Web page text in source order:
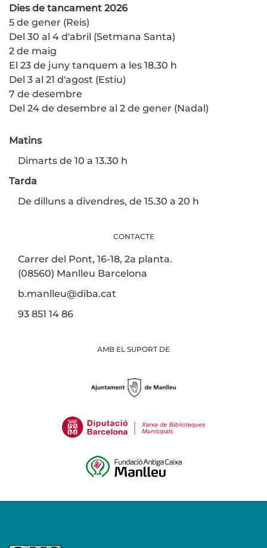
Dies de tancament 2026
5 de gener (Reis)
Del 30 al 4 d'abril (Setmana Santa)
2 de maig
El 23 de juny tanquem a les 18.30 h
Del 3 al 21 d'agost (Estiu)
7 de desembre
Del 24 de desembre al 2 de gener (Nadal)
Matins
Dimarts de 10 a 13.30 h
Tarda
De dilluns a divendres, de 15.30 a 20 h
CONTACTE
Carrer del Pont, 16-18, 2a planta.
(08560) Manlleu Barcelona
b.manlleu@diba.cat
93 851 14 86
AMB EL SUPORT DE